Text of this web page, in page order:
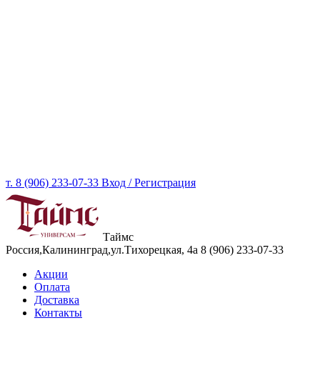
т. 8 (906) 233-07-33 Вход / Регистрация
Таймс
Россия,Калининград,ул.Тихорецкая, 4а 8 (906) 233-07-33
Акции
Оплата
Доставка
Контакты